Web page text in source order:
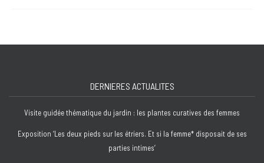
l’auto-
avec
Frédou
DERNIERES ACTUALITES
Visite guidée thématique du jardin : les plantes curatives des femmes
Exposition ‘Les deux pieds sur les étriers. Et si la femme* disposait de ses
parties intimes’